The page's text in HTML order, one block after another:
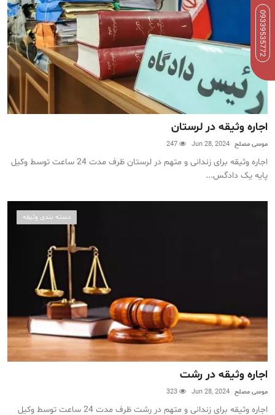
اجاره وثیقه در لرستان
موسی مصلح Jun 28, 2024
اجاره وثیقه برای زندانی و متهم در لرستان ظرف مدت 24 ساعت توسط وکیل
پایه یک دادگس...
دسته بندی وثیقه
اجاره وثیقه در رشت
موسی مصلح Jun 28, 2024
اجاره وثیقه برای زندانی و متهم در رشت ظرف مدت 24 ساعت توسط وکیل
09339535772